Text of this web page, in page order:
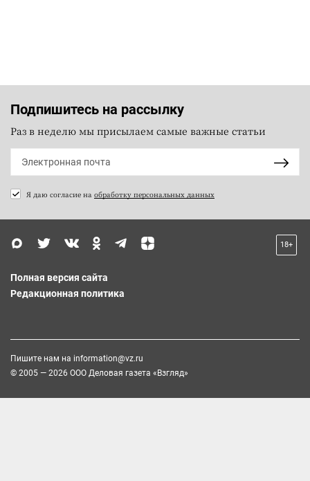
Подпишитесь на рассылку
Раз в неделю мы присылаем самые важные статьи
Я даю согласие на обработку персональных данных
18+
Полная версия сайта
Редакционная политика
Пишите нам на information@vz.ru
© 2005 — 2026 ООО Деловая газета «Взгляд»